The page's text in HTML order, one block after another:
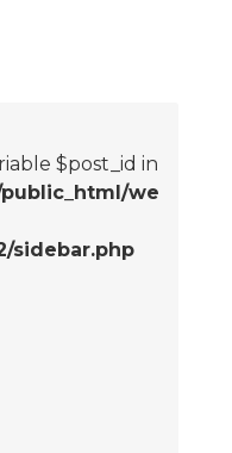
$post_id in
we
sidebar.php